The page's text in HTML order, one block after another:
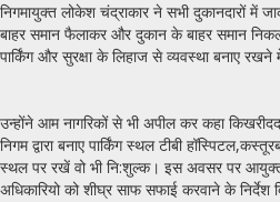
निगमायुक्त लोकेश चंद्राकार ने सभी दुकानदारों में
बाहर समान फैलाकर और दुकान के बाहर समान
पार्किंग और सुरक्षा के लिहाज से व्यवस्था बनाए
उन्होंने आम नागरिकों से भी अपील कर कहा
निगम द्वारा बनाए पार्किंग स्थल टीबी
स्थल पर रखें वो भी नि:शुल्क। इस अवसर पर आयुक्त
अधिकारियो को शीघ्र साफ सफाई करवाने के निर्देश